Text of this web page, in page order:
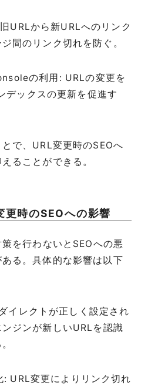
URLから新URLへのリンク
間のリンク切れを防ぐ。
の利用: URLの変更を
デックスの更新を促進す
で、URL変更時のSEOへ
ることができる。
更時のSEOへの影響
を行わないとSEOへの悪
る。具体的な影響は以下
イレクトが正しく設定され
ジンが新しいURLを認識
URL変更によりリンク切れ